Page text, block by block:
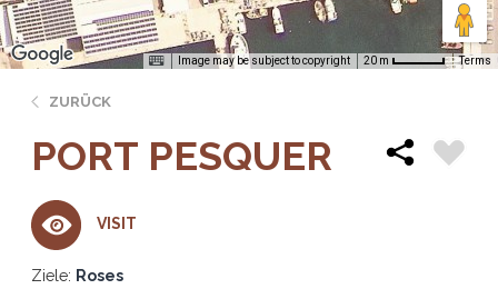
Image may be subject to copyright 20 m Terms
ZURÜCK
PORT PESQUER
VISIT
Ziele: Roses